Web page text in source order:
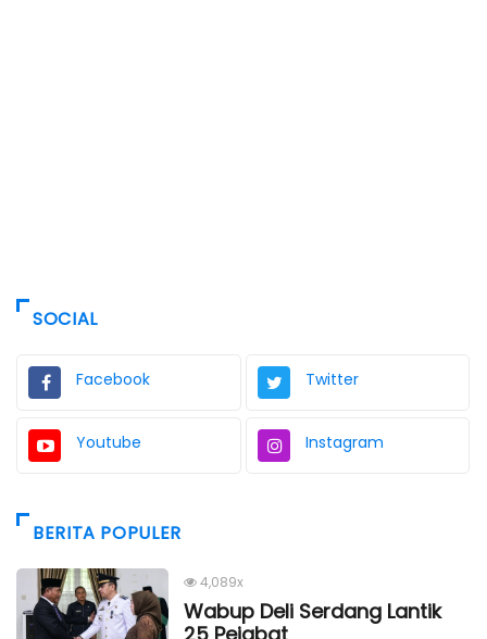
SOCIAL
Facebook Twitter
Youtube Instagram
BERITA POPULER
4,089x
Wabup Deli Serdang Lantik